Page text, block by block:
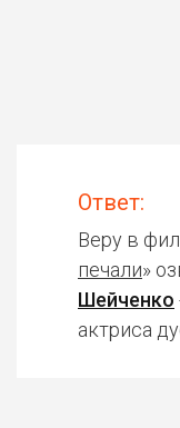
Ответ:
Веру в
печали»
Шейченко
актриса